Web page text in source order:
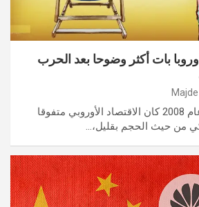
بات أكثر وضوحا بعد الحرب
فاينانشال تايمز: في عام 2008 كان الاقتصاد الأوروبي متفوقا
من حيث الحجم بقليل،…